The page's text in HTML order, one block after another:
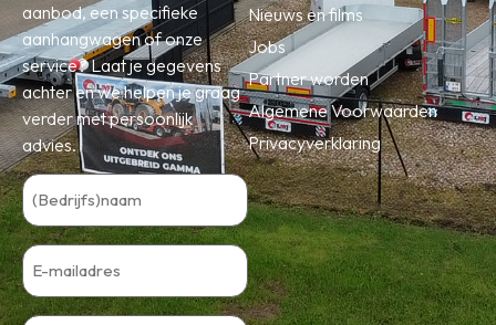
aanbod, een specifieke
aanhangwagen of onze
service? Laat je gegevens
achter en we helpen je graag
verder met persoonlijk
advies.
Nieuws en films
Jobs
Partner worden
Algemene Voorwaarden
Privacyverklaring